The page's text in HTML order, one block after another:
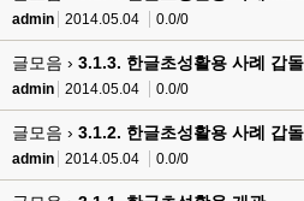
admin 2014.05.04 0.0/0
글모음 › 3.1.3. 한글초성활용 사례 갑
admin 2014.05.04 0.0/0
글모음 › 3.1.2. 한글초성활용 사례 갑돌
admin 2014.05.04 0.0/0